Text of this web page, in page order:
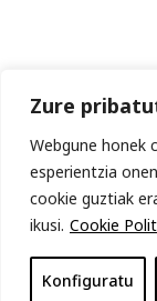
Zure
Webgune honek
esperientzia
cookie guztiak
ikusi. Cookie
Konfiguratu